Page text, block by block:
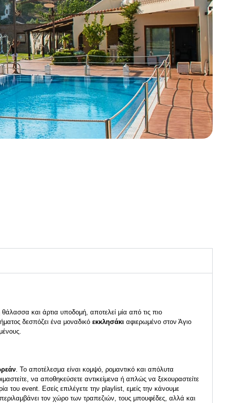
και άρτια υποδομή, αποτελεί μία από τις πιο
δεσπόζει ένα μοναδικό εκκλησάκι αφιερωμένο στον Άγιο
. Το αποτέλεσμα είναι κομψό, ρομαντικό και απόλυτα
να αποθηκεύσετε αντικείμενα ή απλώς να ξεκουραστείτε
του event. Εσείς επιλέγετε την playlist, εμείς την κάνουμε
τον χώρο των τραπεζιών, τους μπουφέδες, αλλά και